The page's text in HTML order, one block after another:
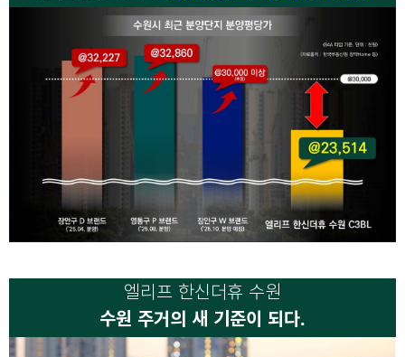
엘리프 한신더휴 수원
수원 주거의 새 기준이 되다.